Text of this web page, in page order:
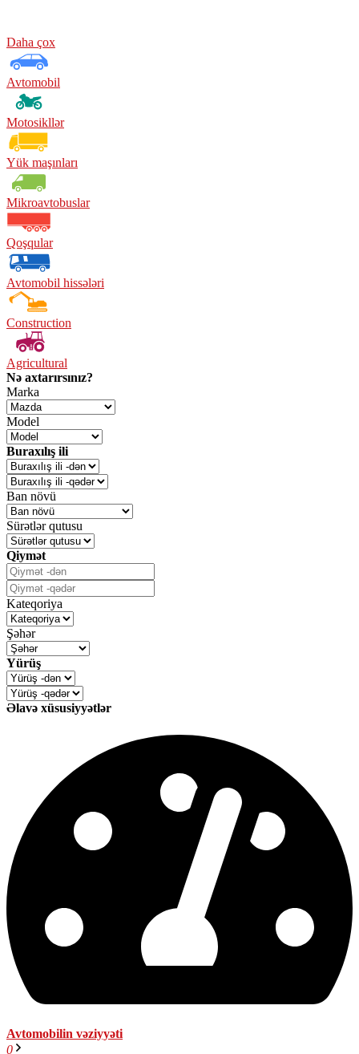
Daha çox
Avtomobil
Motosikllər
Yük maşınları
Mikroavtobuslar
Qoşqular
Avtomobil hissələri
Construction
Agricultural
Nə axtarırsınız?
Marka
Model
Buraxılış ili
Ban növü
Sürətlər qutusu
Qiymət
Kateqoriya
Şəhər
Yürüş
Əlavə xüsusiyyətlər
Avtomobilin vəziyyəti
0